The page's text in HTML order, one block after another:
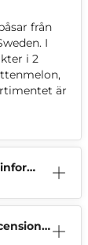
från
I
i 2
är